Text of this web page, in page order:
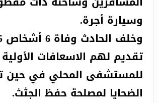
وسيارة أجرة.
تقديم لهم الاسعافات
للمستشفى المحلي في حين
الضحايا لمصلحة حفظ الجثث.